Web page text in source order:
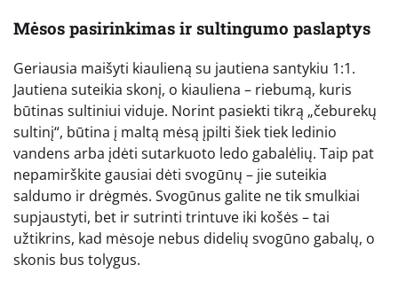
Mėsos pasirinkimas ir sultingumo paslaptys
Geriausia maišyti kiaulieną su jautiena santykiu 1:1.
Jautiena suteikia skonį, o kiauliena – riebumą, kuris
būtinas sultiniui viduje. Norint pasiekti tikrą „čeburekų
sultinį“, būtina į maltą mėsą įpilti šiek tiek ledinio
vandens arba įdėti sutarkuoto ledo gabalėlių. Taip pat
nepamirškite gausiai dėti svogūnų – jie suteikia
saldumo ir drėgmės. Svogūnus galite ne tik smulkiai
supjaustyti, bet ir sutrinti trintuve iki košės – tai
užtikrins, kad mėsoje nebus didelių svogūno gabalų, o
skonis bus tolygus.